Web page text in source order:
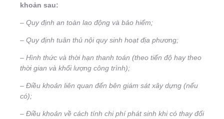
khoản sau:
– Quy định an toàn lao động và bảo hiểm;
– Quy định tuân thủ nội quy sinh hoạt địa phương;
– Hình thức và thời hạn thanh toán (theo tiến độ hay theo
thời gian và khối lượng công trình);
– Điều khoản liên quan đến bên giám sát xây dựng (nếu
có);
– Điều khoản về cách tính chi phí phát sinh khi có thay đổi